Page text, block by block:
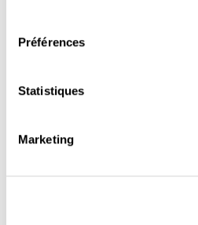
Préférences
Statistiques
Marketing